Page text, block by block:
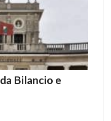
Bilancio e